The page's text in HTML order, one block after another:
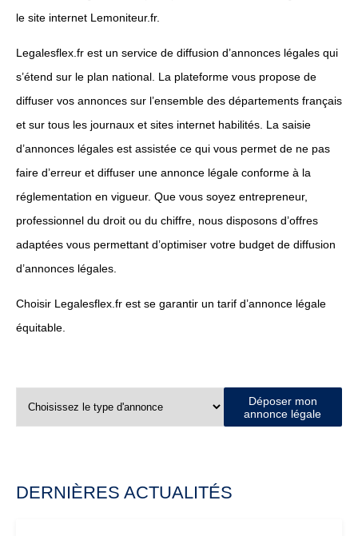
le site internet Lemoniteur.fr.
Legalesflex.fr est un service de diffusion d’annonces légales qui
s’étend sur le plan national. La plateforme vous propose de
diffuser vos annonces sur l’ensemble des départements français
et sur tous les journaux et sites internet habilités. La saisie
d’annonces légales est assistée ce qui vous permet de ne pas
faire d’erreur et diffuser une annonce légale conforme à la
réglementation en vigueur. Que vous soyez entrepreneur,
professionnel du droit ou du chiffre, nous disposons d’offres
adaptées vous permettant d’optimiser votre budget de diffusion
d’annonces légales.
Choisir Legalesflex.fr est se garantir un tarif d’annonce légale
équitable.
Déposer mon
annonce légale
DERNIÈRES ACTUALITÉS